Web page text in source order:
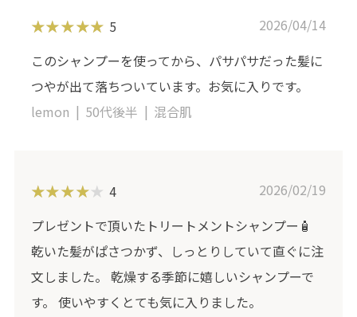
5
2026/04/14
このシャンプーを使ってから、パサパサだった髪に
つやが出て落ちついています。お気に入りです。
lemon
50代後半 混合肌
4
2026/02/19
プレゼントで頂いたトリートメントシャンプー🧴
乾いた髪がぱさつかず、しっとりしていて直ぐに注
文しました。 乾燥する季節に嬉しいシャンプーで
す。 使いやすくとても気に入りました。